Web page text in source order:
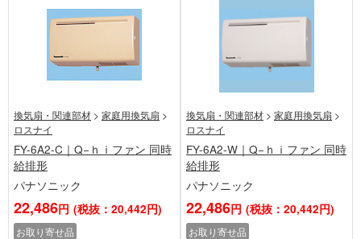
換気扇・関連部材 > 家庭用換気扇 >
ロスナイ
FY-6A2-C｜Q−ｈｉファン 同時
給排形
パナソニック
22,486円 (税抜：20,442円)
お取り寄せ品
換気扇・関連部材 > 家庭用換気扇 >
ロスナイ
FY-6A2-W｜Q−ｈｉファン 同時
給排形
パナソニック
22,486円 (税抜：20,442円)
お取り寄せ品